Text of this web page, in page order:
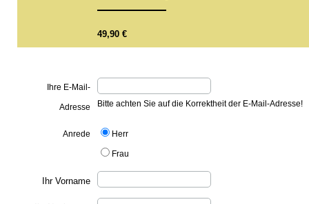
49,90 €
Ihre E-Mail-
Adresse Bitte achten Sie auf die Korrektheit der E-Mail-Adresse!
Anrede Herr
Frau
Ihr Vorname